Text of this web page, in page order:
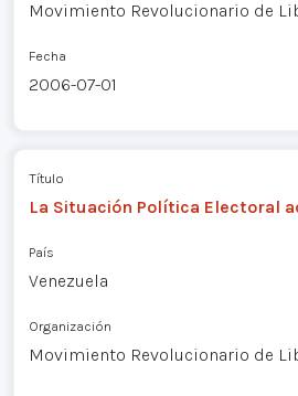
Movimiento Revolucionario de
Fecha
2006-07-01
Título
La Situación Política Electoral
País
Venezuela
Organización
Movimiento Revolucionario de